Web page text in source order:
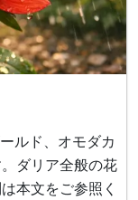
ルド、オモダカ
ダリア全般の花
本文をご参照く